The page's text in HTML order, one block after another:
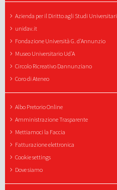
Azienda per il Diritto agli Studi Universitari
unidav.it
Fondazione Università G. d'Annunzio
Museo Universitario Ud'A
Circolo Ricreativo Dannunziano
Coro di Ateneo
Albo Pretorio Online
Amministrazione Trasparente
Mettiamoci la Faccia
Fatturazione elettronica
Cookie settings
Dove siamo